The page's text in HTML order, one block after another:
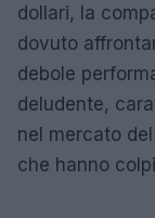
dollari, la
dovuto
debole
deludente,
nel mercato
che hanno